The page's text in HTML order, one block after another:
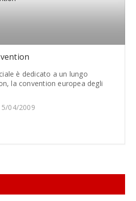
è dedicato a un lungo
la convention europea degli
5/04/2009